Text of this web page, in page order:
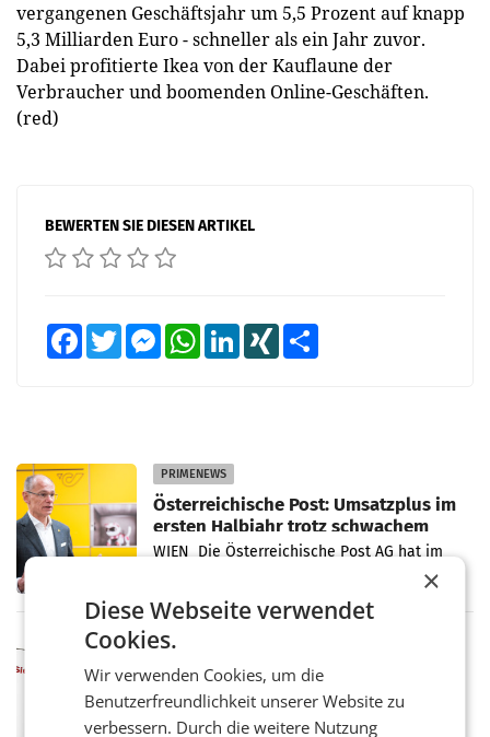
vergangenen Geschäftsjahr um 5,5 Prozent auf knapp
5,3 Milliarden Euro - schneller als ein Jahr zuvor.
Dabei profitierte Ikea von der Kauflaune der
Verbraucher und boomenden Online-Geschäften.
(red)
BEWERTEN SIE DIESEN ARTIKEL
FacebookTwitter MessengerWhatsAppLinkedInXING
PRIMENEWS
Österreichische Post: Umsatzplus im
ersten Halbjahr trotz schwachem
Briefgeschäft
WIEN Die Österreichische Post AG hat im
ersten Halbjahr 2026 einen Konzernumsatz
von 1.544,0 Mio. EUR erwirtschaftet, was
einem Plus von 3,8 Prozent gegenüber dem
MARKETING & MEDIA
ProSiebenSat.1 spart und macht
überraschend viel Gewinn
UNTERFÖHRING/MAILAND/AMSTERDAM. Der
Fernsehkonzern ProSiebenSat.1 hat im
×
Diese Webseite verwendet
Cookies.
Wir verwenden Cookies, um die
Benutzerfreundlichkeit unserer Website zu
verbessern. Durch die weitere Nutzung